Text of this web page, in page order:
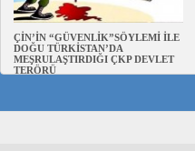
ÇİN’İN “GÜVENLİK”SÖYLEMİ İLE
DOĞU TÜRKİSTAN’DA
MEŞRULAŞTIRDIĞI ÇKP DEVLET
TERÖRÜ